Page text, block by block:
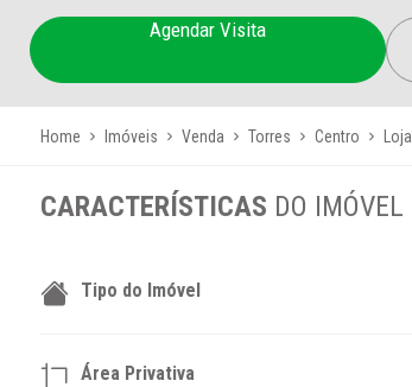
Agendar Visita
Home Imóveis Venda Torres Centro Loja
CARACTERÍSTICAS DO IMÓVEL
Tipo do Imóvel
Área Privativa